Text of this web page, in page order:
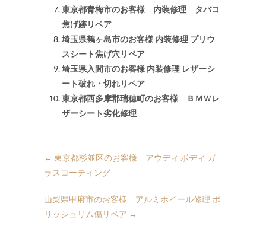
東京都青梅市のお客様 内装修理 タバコ
焦げ跡リペア
埼玉県鶴ヶ島市のお客様 内装修理 プリウ
スシート焦げ穴リペア
埼玉県入間市のお客様 内装修理 レザーシ
ート破れ・切れリペア
東京都西多摩郡瑞穂町のお客様 ＢＭＷレ
ザーシート劣化修理
← 東京都杉並区のお客様 アウディ ボディ ガ
ラスコーティング
山梨県甲府市のお客様 アルミホイール修理 ポ
リッシュリム傷リペア →